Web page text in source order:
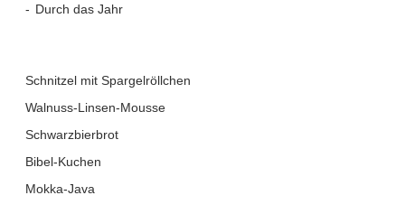
Durch das Jahr
Schnitzel mit Spargelröllchen
Walnuss-Linsen-Mousse
Schwarzbierbrot
Bibel-Kuchen
Mokka-Java